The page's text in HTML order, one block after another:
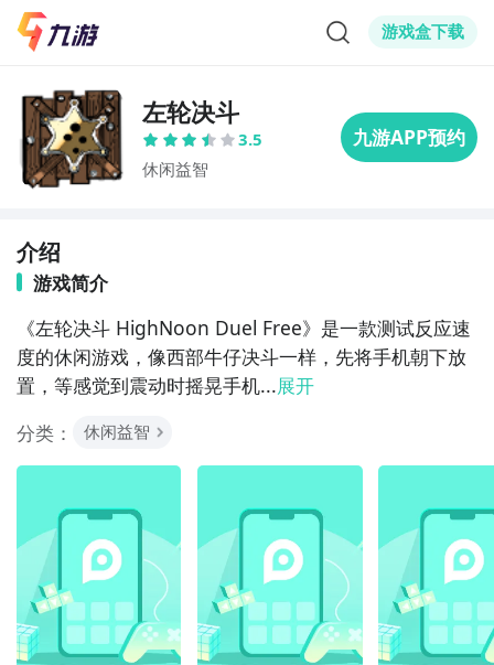
游戏盒下载
左轮决斗
3.5
休闲益智
介绍
游戏简介
《左轮决斗 HighNoon Duel Free》是一款测试反应速
度的休闲游戏，像西部牛仔决斗一样，先将手机朝下放
置，等感觉到震动时摇晃手机...展开
分类：
休闲益智